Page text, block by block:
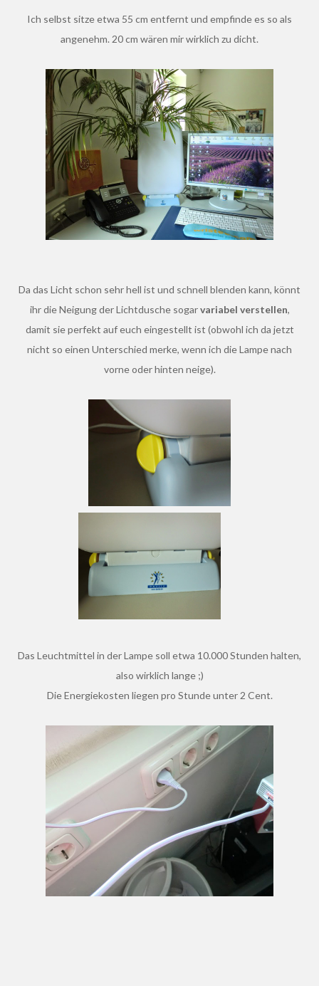
Ich selbst sitze etwa 55 cm entfernt und empfinde es so als
angenehm. 20 cm wären mir wirklich zu dicht.
Da das Licht schon sehr hell ist und schnell blenden kann, könnt
ihr die Neigung der Lichtdusche sogarvariabel verstellen,
damit sie perfekt auf euch eingestellt ist (obwohl ich da jetzt
nicht so einen Unterschied merke, wenn ich die Lampe nach
vorne oder hinten neige).
Das Leuchtmittel in der Lampe soll etwa 10.000 Stunden halten,
also wirklich lange ;)
Die Energiekosten liegen pro Stunde unter 2 Cent.